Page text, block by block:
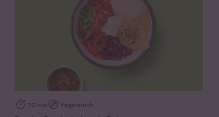
20 min Vegetarisch